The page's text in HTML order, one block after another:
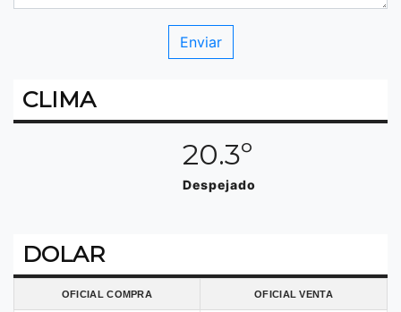
CLIMA
20.3º
Despejado
DOLAR
OFICIAL COMPRA OFICIAL VENTA